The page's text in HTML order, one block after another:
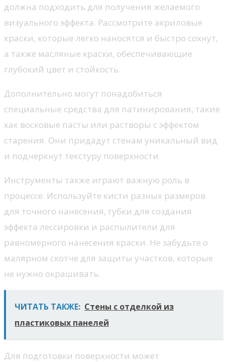
должна подходить для получения желаемого
визуального эффекта. Рассмотрите акриловые
краски, которые легко наносятся и быстро сохнут,
а также масляные краски, обеспечивающие
глубокий цвет и стойкость.
Дополнительно могут понадобиться
специальные средства для патинирования, такие
как восковые пасты или растворы с эффектом
старения. Они придадут стенам уникальный вид
и подчеркнут текстуру поверхности.
Инструменты также играют важную роль в
процессе. Используйте кисти разных размеров
для точного нанесения, губки для создания
эффекта лессировки и распылители для
равномерного нанесения краски. Не забудьте о
малярном скотче для защиты участков, которые
не нужно окрашивать.
ЧИТАТЬ ТАКЖЕ: Стены с отделкой из
пластиковых панелей
Для подготовки поверхности может